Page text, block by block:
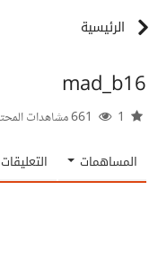
الرئيسية
mad_b16
المساهمات التعليقات